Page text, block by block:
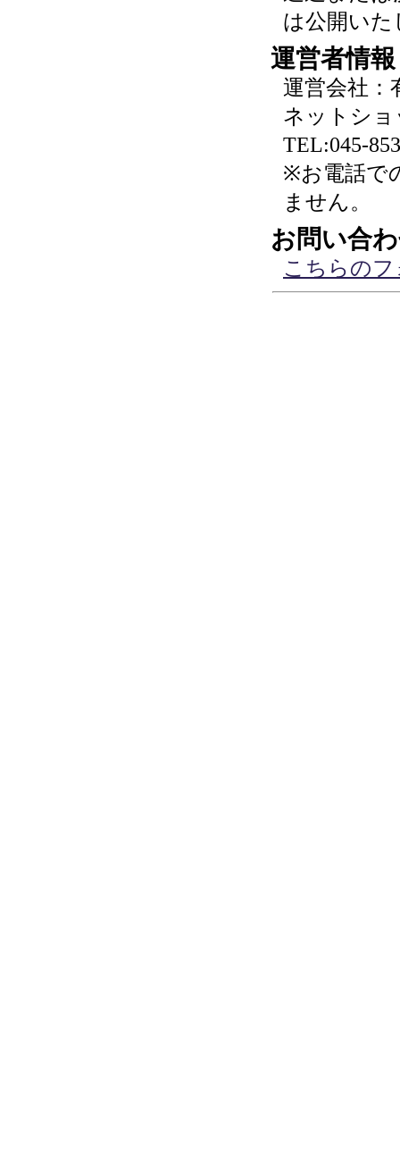
は公開い
運営者情報
運営会社：
ネットショ
TEL:045-
※お電話で
ません。
お問い合
こちらの